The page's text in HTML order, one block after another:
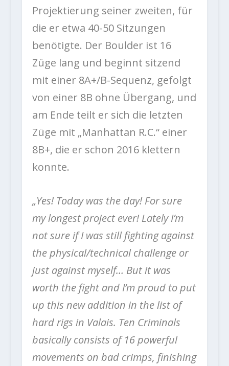
Projektierung seiner zweiten, für
die er etwa 40-50 Sitzungen
benötigte. Der Boulder ist 16
Züge lang und beginnt sitzend
mit einer 8A+/B-Sequenz, gefolgt
von einer 8B ohne Übergang, und
am Ende teilt er sich die letzten
Züge mit „Manhattan R.C.“ einer
8B+, die er schon 2016 klettern
konnte.
„Yes! Today was the day! For sure
my longest project ever! Lately I’m
not sure if I was still fighting against
the physical/technical challenge or
just against myself… But it was
worth the fight and I’m proud to put
up this new addition in the list of
hard rigs in Valais. Ten Criminals
basically consists of 16 powerful
movements on bad crimps, finishing